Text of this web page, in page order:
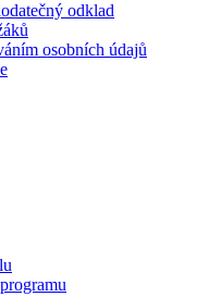
odklad
osobních údajů